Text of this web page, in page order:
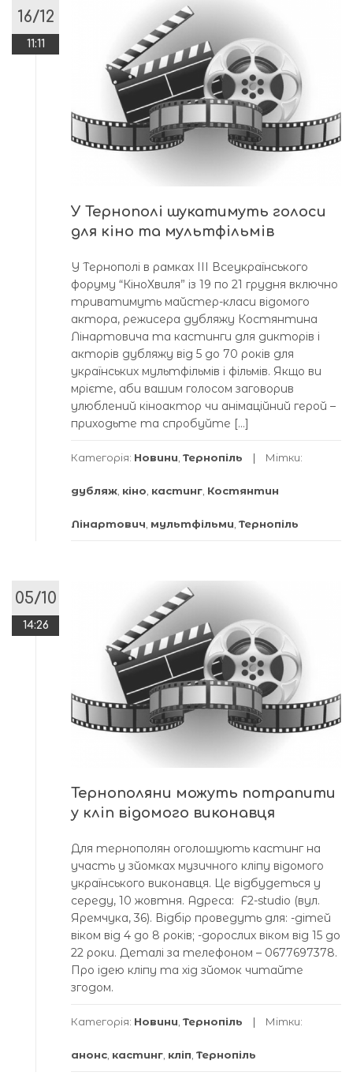
16/12
11:11
У Тернополі шукатимуть голоси
для кіно та мультфільмів
У Тернополі в рамках ІІІ Всеукраїнського
форуму “КіноХвиля” із 19 по 21 грудня включно
триватимуть майстер-класи відомого
актора, режисера дубляжу Костянтина
Лінартовича та кастинги для дикторів і
акторів дубляжу від 5 до 70 років для
українських мультфільмів і фільмів. Якщо ви
мрієте, аби вашим голосом заговорив
улюблений кіноактор чи анімаційний герой –
приходьте та спробуйте […]
Категорія: Новини Тернопіль Мітки:
дубляж кіно кастинг Костянтин
Лінартович мультфільми Тернопіль
05/10
14:26
Тернополяни можуть потрапити
у кліп відомого виконавця
Для тернополян оголошують кастинг на
участь у зйомках музичного кліпу відомого
українського виконавця. Це відбудеться у
середу, 10 жовтня. Адреса: F2-studio (вул.
Яремчука, 36). Відбір проведуть для: -дітей
віком від 4 до 8 років; -дорослих віком від 15 до
22 роки. Деталі за телефоном – 0677697378.
Про ідею кліпу та хід зйомок читайте
згодом.
Категорія: Новини, Тернопіль Мітки:
анонс, кастинг, кліп, Тернопіль